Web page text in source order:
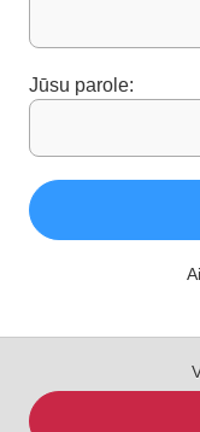
Jūsu parole: